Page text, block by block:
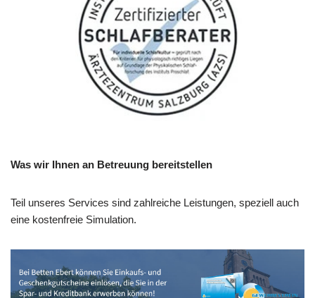
Was wir Ihnen an Betreuung bereitstellen
Teil unseres Services sind zahlreiche Leistungen, speziell auch
eine kostenfreie Simulation.